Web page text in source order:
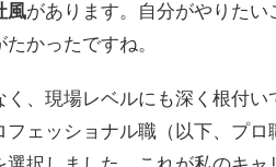
風があります。自分がやりた
かったですね。
、現場レベルにも深く根付
ェッショナル職（以下、プ